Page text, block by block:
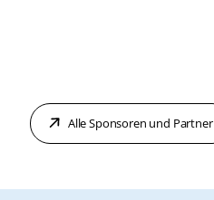
Alle Sponsoren und Partner